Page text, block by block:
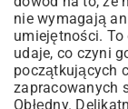
Wariacje i
smaku
Pączki serowe z
Sposoby na
Najczęściej
nie wymagają
umiejętności. To
udaje, co czyni
początkujących
zapracowanych
Obłędny.